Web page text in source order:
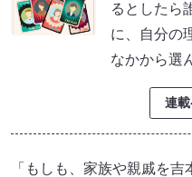
るとしたら
に、自分の
なかから選
連
「もしも、家族や親戚を